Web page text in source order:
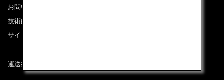
お問い合わせ
技術的なお問い合わせ（推奨環境）
サイトマップ
運送約款